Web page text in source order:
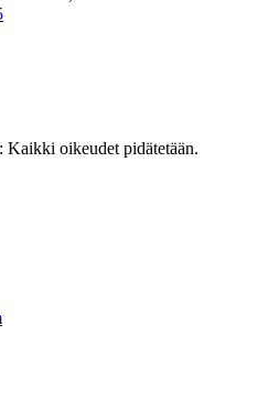
oikeudet pidätetään.